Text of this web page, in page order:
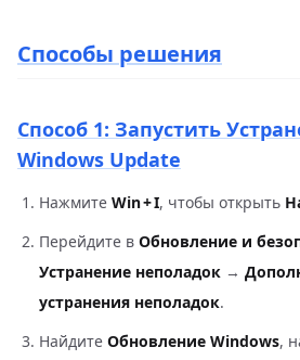
Способы решения
Способ 1: Запустить
Windows Update
Нажмите Win + I, чтобы открыть
Перейдите в Обновление и
Устранение неполадок →
устранения неполадок.
Найдите Обновление Windows,